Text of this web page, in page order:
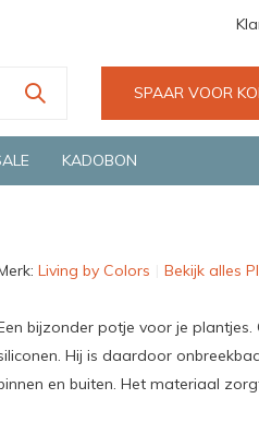
Groene en snelle
SPAAR VOOR
KADOBON
Living by Colors Bekijk alles
bijzonder potje voor je
Hij is daardoor
en buiten. Het materiaal